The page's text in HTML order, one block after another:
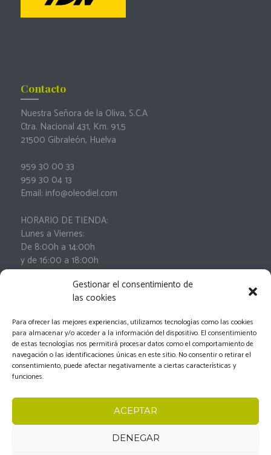
Gestionar el consentimiento de
las cookies
Para ofrecer las mejores experiencias, utilizamos tecnologías como las cookies
para almacenar y/o acceder a la información del dispositivo. El consentimiento
de estas tecnologías nos permitirá procesar datos como el comportamiento de
navegación o las identificaciones únicas en este sitio. No consentir o retirar el
consentimiento, puede afectar negativamente a ciertas características y
funciones.
ACEPTAR
DENEGAR
Contacto
Nuestra Señora de la Oliva, S.C.A
Ctra. Nacional 431, Km. 91,5
21500 Gibraleón, Huelva
959 30 00 33
959 30 04 13
Email: info@oleodiel.com
HORARIO DE TIENDA:
Lunes a Viernes:
De 8:00h a 14:00h
y de 16:00 a 18:00h
Sábados:
De 9:00h a 13:00h
Oleodiel © 2026.Aviso Legal-Política de privacidad-
Condiciones generales de
contratación-Documento de desistimiento